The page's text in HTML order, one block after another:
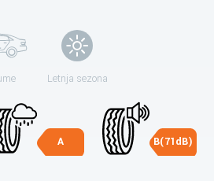
Letnja sezona
A B(71dB)